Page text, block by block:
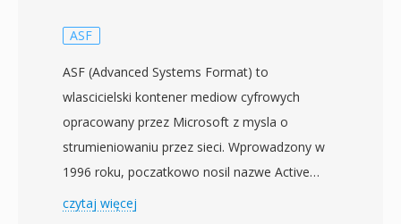
zostal zaprojektowany do pracy z roznymi
dyskami twardymi i kartami pamieci typu solid-
state, dajac producentom kamer elastycznosc
w projektowaniu sprzetu. Uzycie kompresji
H.264 zapewnia wyzsza jakosc obrazu przy
nizszych szybkosciach transmisji w porownaniu
z wczesniejssymi standardami nagrywania,
ASF
ASF (Advanced Systems Format) to
wlascicielski kontener mediow cyfrowych
opracowany przez Microsoft z mysla o
strumieniowaniu przez sieci. Wprowadzony w
1996 roku, poczatkowo nosil nazwe Active
Streaming Format, a nastepnie Advanced
czytaj więcej